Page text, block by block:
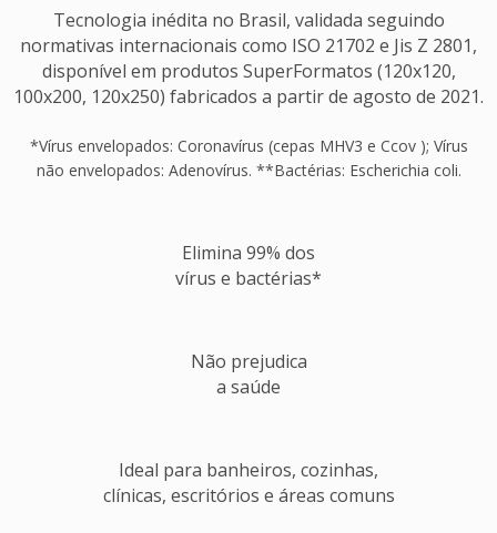
Tecnologia inédita no Brasil, validada seguindo
normativas internacionais como ISO 21702 e Jis Z 2801,
disponível em produtos SuperFormatos (120x120,
100x200, 120x250) fabricados a partir de agosto de 2021.
*Vírus envelopados: Coronavírus (cepas MHV3 e Ccov ); Vírus
não envelopados: Adenovírus. **Bactérias: Escherichia coli.
Elimina 99% dos
vírus e bactérias*
Não prejudica
a saúde
Ideal para banheiros, cozinhas,
clínicas, escritórios e áreas comuns